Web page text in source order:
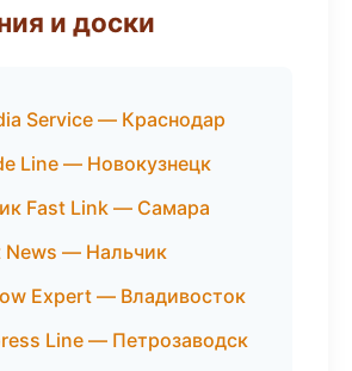
и доски
Service — Краснодар
Line — Новокузнецк
Fast Link — Самара
— Нальчик
Expert — Владивосток
Line — Петрозаводск